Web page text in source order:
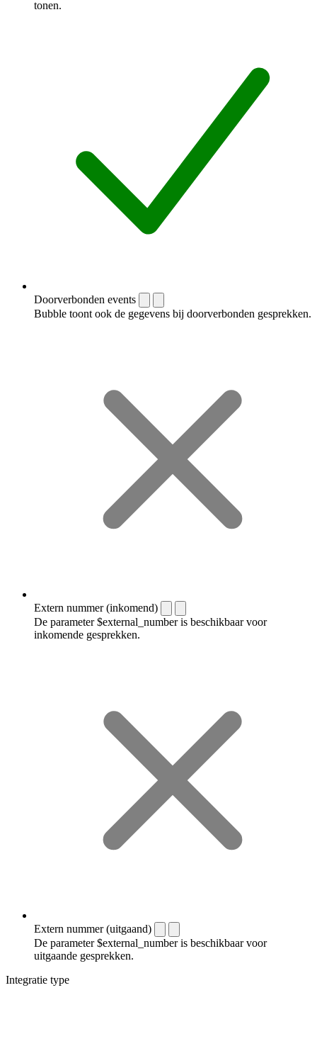
tonen.
Doorverbonden events
Bubble toont ook de gegevens bij doorverbonden gesprekken.
Extern nummer (inkomend)
De parameter $external_number is beschikbaar voor
inkomende gesprekken.
Extern nummer (uitgaand)
De parameter $external_number is beschikbaar voor
uitgaande gesprekken.
Integratie type